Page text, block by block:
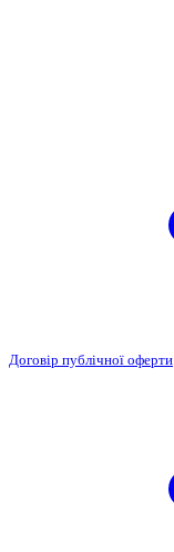
Договір публічної оферти